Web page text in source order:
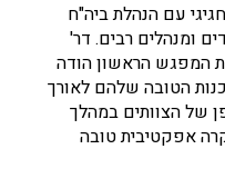
עם הנהלת ביה"ח
ומנהלים רבים. דר'
המפגש הראשון הודה
הטובה שלהם לאורך
של הצוותים במהלך
אפקטיבית טובה